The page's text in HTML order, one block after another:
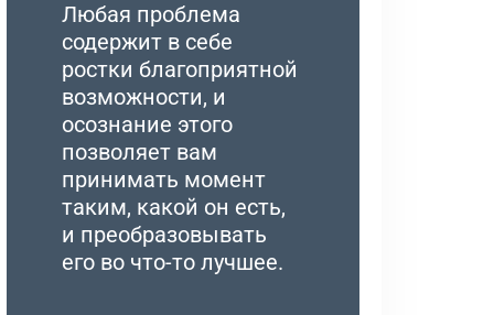
Любая проблема
содержит в себе
ростки благоприятной
возможности, и
осознание этого
позволяет вам
принимать момент
таким, какой он есть,
и преобразовывать
его во что-то лучшее.